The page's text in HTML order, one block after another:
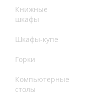
Книжные
шкафы
Шкафы-купе
Горки
Компьютерные
столы